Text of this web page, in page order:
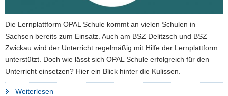
Die Lernplattform OPAL Schule kommt an vielen Schulen in
Sachsen bereits zum Einsatz. Auch am BSZ Delitzsch und BSZ
Zwickau wird der Unterricht regelmäßig mit Hilfe der Lernplattform
unterstützt. Doch wie lässt sich OPAL Schule erfolgreich für den
Unterricht einsetzen? Hier ein Blick hinter die Kulissen.
Weiterlesen